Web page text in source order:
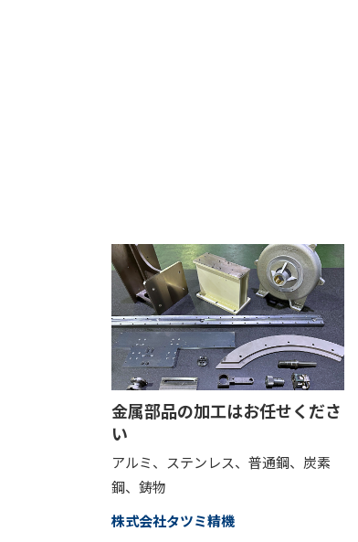
金属部品の加工はお任せくださ
い
アルミ、ステンレス、普通鋼、炭素
鋼、鋳物
株式会社タツミ精機